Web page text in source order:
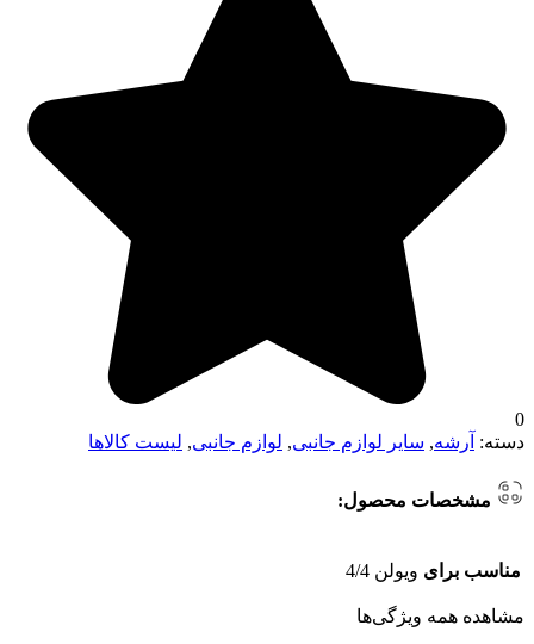
0
دسته: آرشه, سایر لوازم جانبی, لوازم جانبی, لیست کالاها
مشخصات محصول:
مناسب برای ویولن 4/4
مشاهده همه ویژگی‌ها